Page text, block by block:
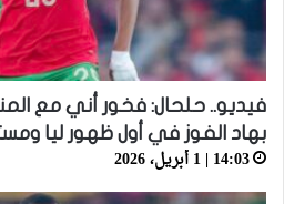
فيديو.. حلحال: فخور أني مع
بهاد الفوز في أول ظهور ليا
14:03 | 1 أبريل، 2026